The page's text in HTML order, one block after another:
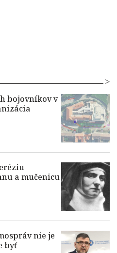
bojovníkov v
a mučenicu
nie je
byť